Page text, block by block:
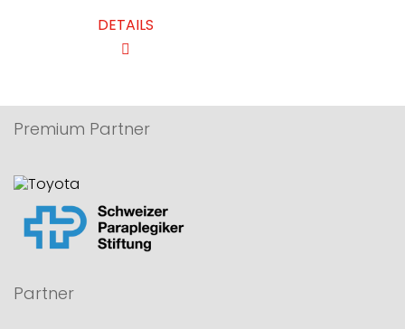
DETAILS
Premium Partner
Partner